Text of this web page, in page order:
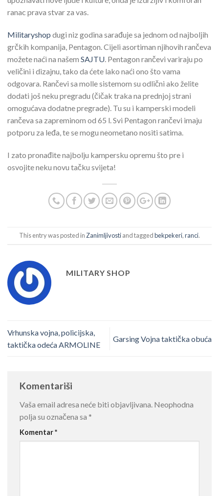
ranac prava stvar za vas.
Militaryshop dugi niz godina sarađuje sa jednom od najboljih
grčkih kompanija, Pentagon. Cijeli asortiman njihovih rančeva
možete naći na našem SAJTU. Pentagon rančevi variraju po
veličini i dizajnu, tako da ćete lako naći ono što vama
odgovara. Rančevi sa molle sistemom su odlični ako želite
dodati još neku pregradu (čičak traka na prednjoj strani
omogućava dodatne pregrade). Tu su i kamperski modeli
rančeva sa zapreminom od 65 l. Svi Pentagon rančevi imaju
potporu za leđa, te se mogu neometano nositi satima.
I zato pronađite najbolju kampersku opremu što pre i
osvojite neku novu tačku svijeta!
This entry was posted inZanimljivostiand taggedbekpekeri,ranci.
MILITARY SHOP
Vrhunska vojna, policijska,
taktička odeća ARMOLINE
Garsing Vojna taktička obuća
Komentariši
Vaša email adresa neće biti objavljivana. Neophodna
polja su označena sa *
Komentar*